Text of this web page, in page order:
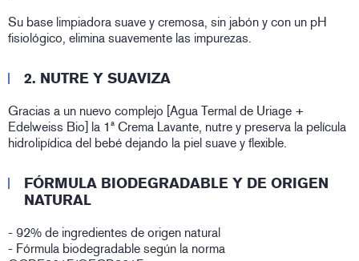
Su base limpiadora suave y cremosa, sin jabón y con un pH
fisiológico, elimina suavemente las impurezas.
2. NUTRE Y SUAVIZA
Gracias a un nuevo complejo [Agua Termal de Uriage +
Edelweiss Bio] la 1ª Crema Lavante, nutre y preserva la película
hidrolipídica del bebé dejando la piel suave y flexible.
FÓRMULA BIODEGRADABLE Y DE ORIGEN
NATURAL
- 92% de ingredientes de origen natural
- Fórmula biodegradable según la norma